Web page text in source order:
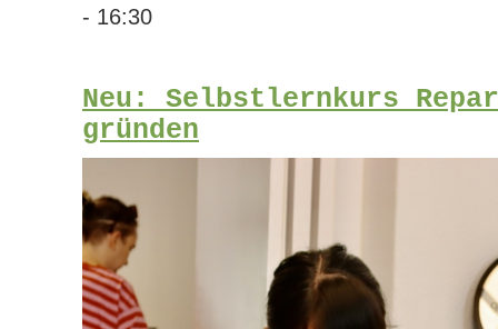
- 16:30
Neu: Selbstlernkurs
gründen